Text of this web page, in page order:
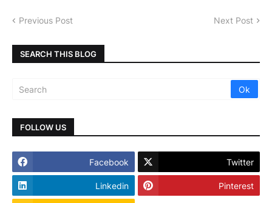
Previous Post Next Post
SEARCH THIS BLOG
FOLLOW US
Facebook Twitter
Linkedin Pinterest